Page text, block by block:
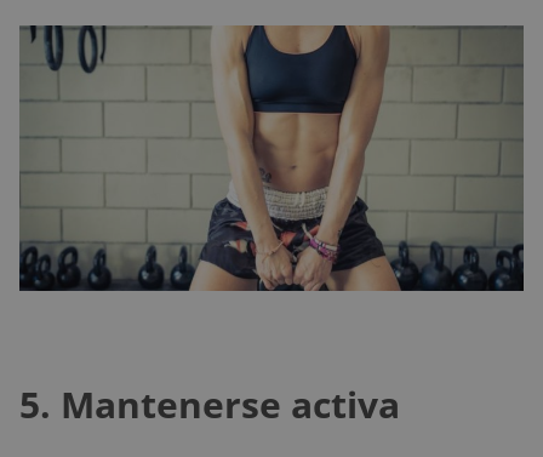
5. Mantenerse activa